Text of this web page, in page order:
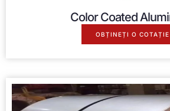
Color Coated
OBȚINEȚI O COTAȚIE